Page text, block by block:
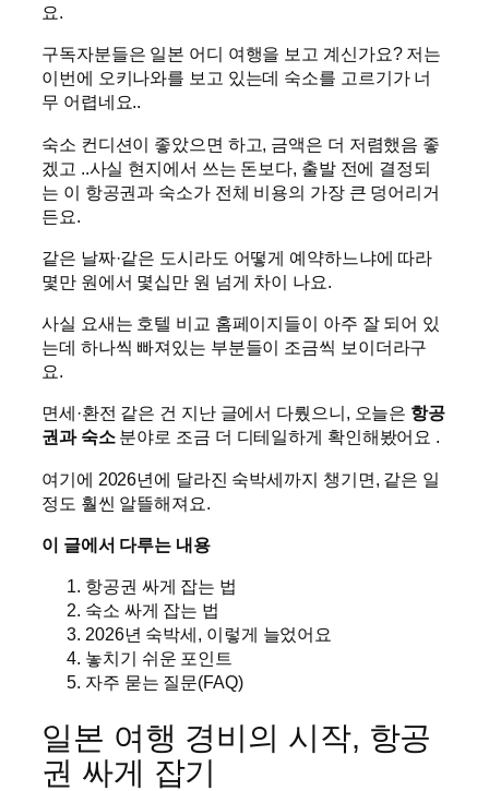
요.
구독자분들은 일본 어디 여행을 보고 계신가요? 저는
이번에 오키나와를 보고 있는데 숙소를 고르기가 너
무 어렵네요..
숙소 컨디션이 좋았으면 하고, 금액은 더 저렴했음 좋
겠고 ..사실 현지에서 쓰는 돈보다, 출발 전에 결정되
는 이 항공권과 숙소가 전체 비용의 가장 큰 덩어리거
든요.
같은 날짜·같은 도시라도 어떻게 예약하느냐에 따라
몇만 원에서 몇십만 원 넘게 차이 나요.
사실 요새는 호텔 비교 홈페이지들이 아주 잘 되어 있
는데 하나씩 빠져있는 부분들이 조금씩 보이더라구
요.
면세·환전 같은 건 지난 글에서 다뤘으니, 오늘은 항공
권과 숙소분야로 조금 더 디테일하게 확인해봤어요 .
여기에 2026년에 달라진 숙박세까지 챙기면, 같은 일
정도 훨씬 알뜰해져요.
이 글에서 다루는 내용
항공권 싸게 잡는 법
숙소 싸게 잡는 법
2026년 숙박세, 이렇게 늘었어요
놓치기 쉬운 포인트
자주 묻는 질문(FAQ)
일본 여행 경비의 시작, 항공
권 싸게 잡기